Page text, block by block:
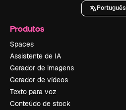
Português
Produtos
Spaces
Assistente de IA
Gerador de imagens
Gerador de vídeos
Texto para voz
Conteúdo de stock